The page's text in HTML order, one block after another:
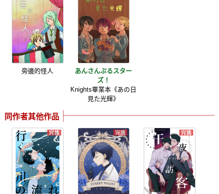
旁邊的怪人
あんさんぶるスター
ズ！
Knights畢業本《あの日
見た光輝》
同作者其他作品